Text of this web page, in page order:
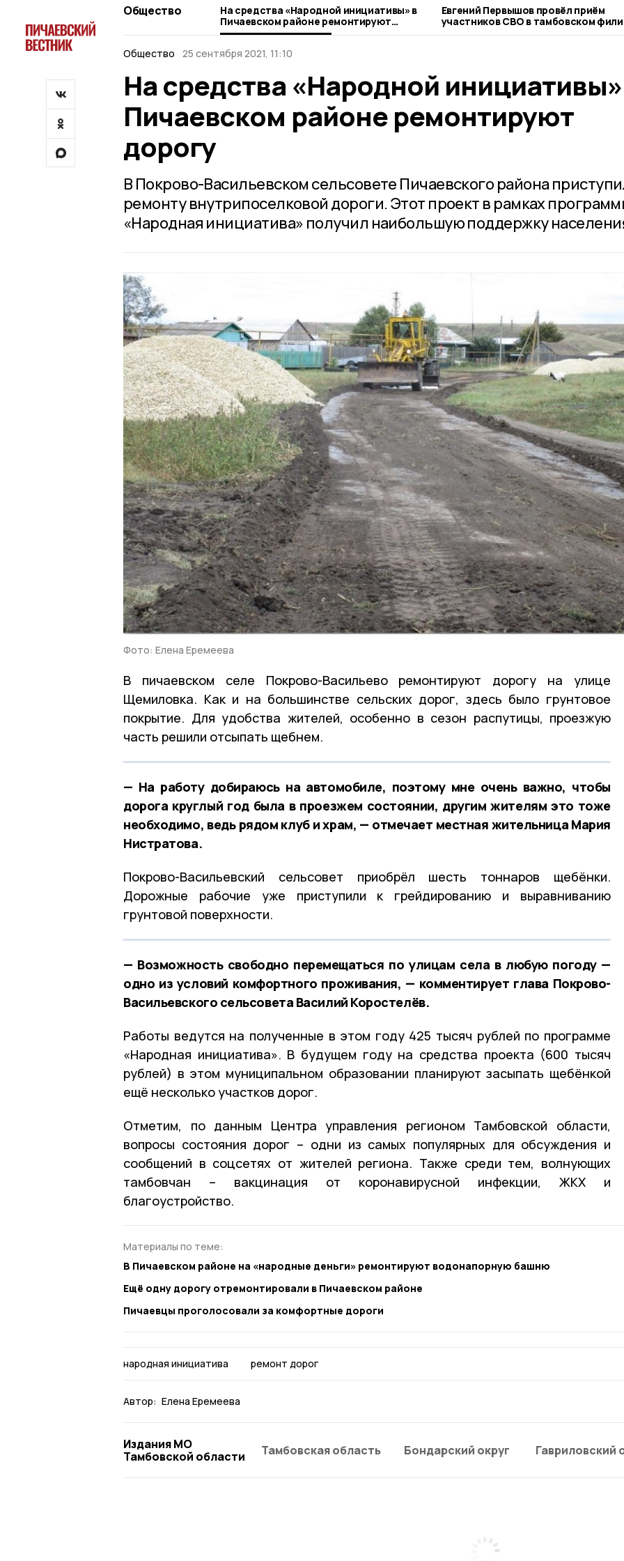
Общество
На средства «Народной инициативы» в
Пичаевском районе ремонтируют
дорогу
Евгений Первышов провёл приём
участников СВО в тамбовском
фонда «Защитники Отечества»
Общество
25 сентября 2021, 11:10
На средства «Народной
Пичаевском районе ремонтируют
дорогу
В Покрово-Васильевском сельсовете Пичаевского района
ремонту внутрипоселковой дороги. Этот проект в рамках
«Народная инициатива» получил наибольшую поддержку
Фото: Елена Еремеева
В пичаевском селе Покрово-Васильево ремонтируют дорогу на улице
Щемиловка. Как и на большинстве сельских дорог, здесь было грунтовое
покрытие. Для удобства жителей, особенно в сезон распутицы, проезжую
часть решили отсыпать щебнем.
— На работу добираюсь на автомобиле, поэтому мне очень важно, чтобы
дорога круглый год была в проезжем состоянии, другим жителям это тоже
необходимо, ведь рядом клуб и храм, — отмечает местная жительница Мария
Нистратова.
Покрово-Васильевский сельсовет приобрёл шесть тоннаров щебёнки.
Дорожные рабочие уже приступили к грейдированию и выравниванию
грунтовой поверхности.
— Возможность свободно перемещаться по улицам села в любую погоду —
одно из условий комфортного проживания, — комментирует глава Покрово-
Васильевского сельсовета Василий Коростелёв.
Работы ведутся на полученные в этом году 425 тысяч рублей по программе
«Народная инициатива». В будущем году на средства проекта (600 тысяч
рублей) в этом муниципальном образовании планируют засыпать щебёнкой
ещё несколько участков дорог.
Отметим, по данным Центра управления регионом Тамбовской области,
вопросы состояния дорог – одни из самых популярных для обсуждения и
сообщений в соцсетях от жителей региона. Также среди тем, волнующих
тамбовчан – вакцинация от коронавирусной инфекции, ЖКХ и
благоустройство.
Материалы по теме:
В Пичаевском районе на «народные деньги» ремонтируют водонапорную башню
Ещё одну дорогу отремонтировали в Пичаевском районе
Пичаевцы проголосовали за комфортные дороги
народная инициатива ремонт дорог
Автор: Елена Еремеева
Издания МО
Тамбовской области
Тамбовская область Бондарский округ Гавриловский